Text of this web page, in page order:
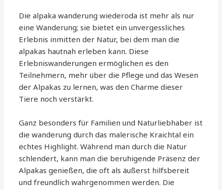
Die alpaka wanderung wiederoda ist mehr als nur
eine Wanderung; sie bietet ein unvergessliches
Erlebnis inmitten der Natur, bei dem man die
alpakas hautnah erleben kann. Diese
Erlebniswanderungen ermöglichen es den
Teilnehmern, mehr über die Pflege und das Wesen
der Alpakas zu lernen, was den Charme dieser
Tiere noch verstärkt.
Ganz besonders für Familien und Naturliebhaber ist
die wanderung durch das malerische Kraichtal ein
echtes Highlight. Während man durch die Natur
schlendert, kann man die beruhigende Präsenz der
Alpakas genießen, die oft als äußerst hilfsbereit
und freundlich wahrgenommen werden. Die